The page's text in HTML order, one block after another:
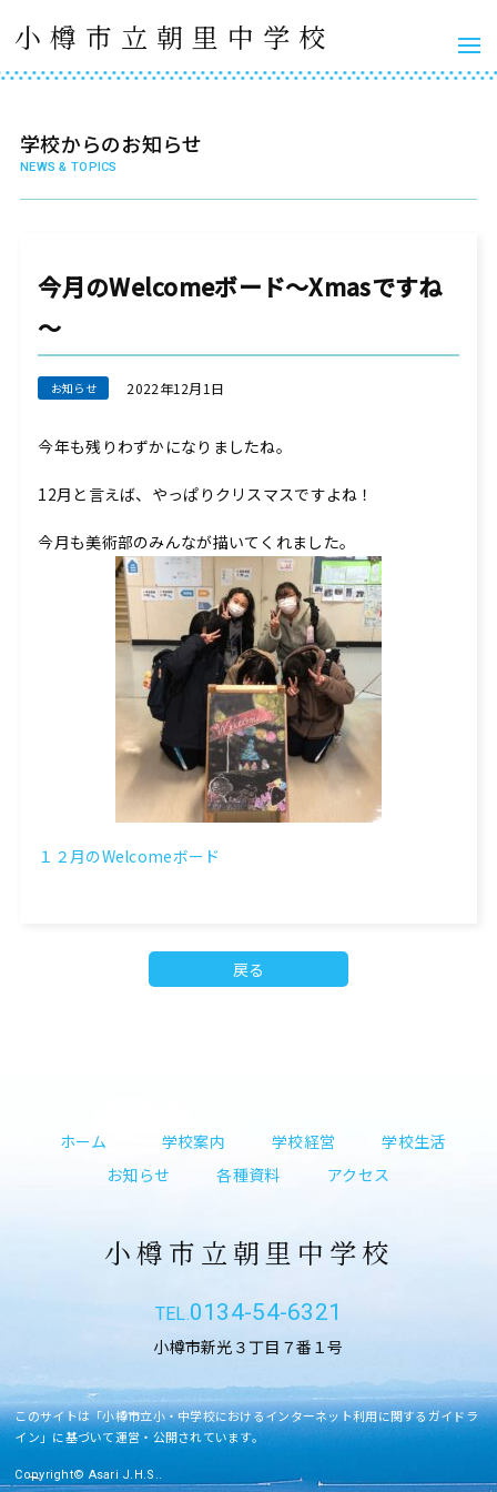
小樽市立朝里中学校
学校からのお知らせ
NEWS & TOPICS
今月のWelcomeボード～Xmasですね
～
2022年12月1日
今年も残りわずかになりましたね。
12月と言えば、やっぱりクリスマスですよね！
今月も美術部のみんなが描いてくれました。
１２月のWelcomeボード
戻る
ホーム 学校案内 学校経営
学校生活
お知らせ
各種資料 アクセス
小樽市立朝里中学校
0134-54-6321
小樽市新光３丁目７番１号
このサイトは「小樽市立小・中学校におけるインターネット利用に関するガイドラ
イン」に基づいて運営・公開されています。
Copyright© Asari J.H.S..